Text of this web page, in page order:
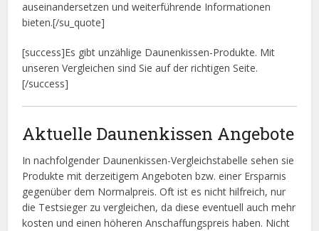
auseinandersetzen und weiterführende Informationen
bieten.[/su_quote]
[success]Es gibt unzählige Daunenkissen-Produkte. Mit
unseren Vergleichen sind Sie auf der richtigen Seite.
[/success]
Aktuelle Daunenkissen Angebote
In nachfolgender Daunenkissen-Vergleichstabelle sehen sie
Produkte mit derzeitigem Angeboten bzw. einer Ersparnis
gegenüber dem Normalpreis. Oft ist es nicht hilfreich, nur
die Testsieger zu vergleichen, da diese eventuell auch mehr
kosten und einen höheren Anschaffungspreis haben. Nicht